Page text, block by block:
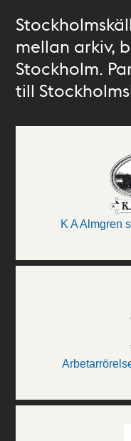
mellan arkiv,
Stockholm.
till
K A Almgren